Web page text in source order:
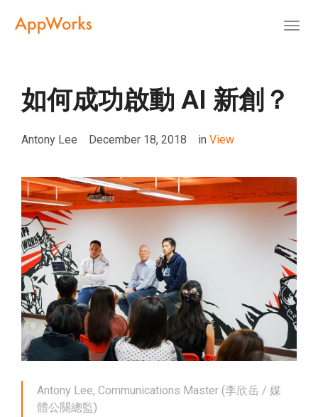
如何成功啟動 AI 新創？
Antony Lee December 18, 2018 in View
Antony Lee, Communications Master (李欣岳 / 媒
體公關總監)